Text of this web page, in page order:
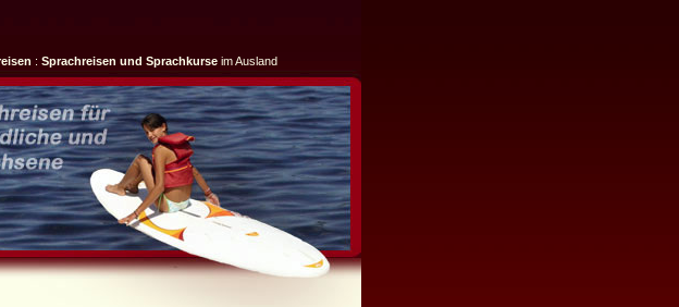
: Sprachreisen und Sprachkurse im Ausland